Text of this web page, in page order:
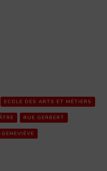
ECOLE DES ARTS ET MÉTIERS
RUE GERBERT